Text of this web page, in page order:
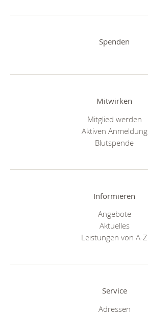
Spenden
Mitwirken
Mitglied werden
Aktiven Anmeldung
Blutspende
Informieren
Angebote
Aktuelles
Leistungen von A-Z
Service
Adressen